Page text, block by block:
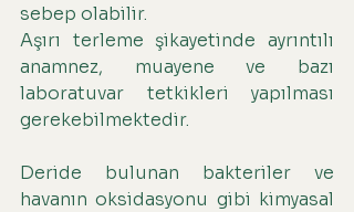
sebep olabilir.
Aşırı terleme şikayetinde ayrıntılı
anamnez, muayene ve bazı
laboratuvar tetkikleri yapılması
gerekebilmektedir.
Deride bulunan bakteriler ve
havanın oksidasyonu gibi kimyasal